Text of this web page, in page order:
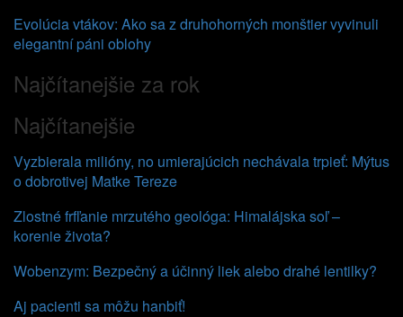
Evolúcia vtákov: Ako sa z druhohorných monštier vyvinuli
elegantní páni oblohy
Najčítanejšie za rok
Najčítanejšie
Vyzbierala milióny, no umierajúcich nechávala trpieť: Mýtus
o dobrotivej Matke Tereze
Zlostné frfľanie mrzutého geológa: Himalájska soľ –
korenie života?
Wobenzym: Bezpečný a účinný liek alebo drahé lentilky?
Aj pacienti sa môžu hanbiť!